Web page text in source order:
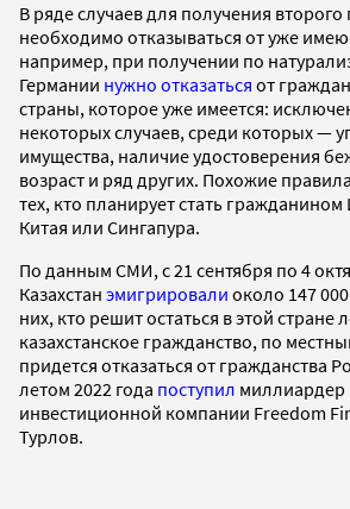
В ряде случаев для получения второго
необходимо отказываться от уже
например, при получении по
Германии нужно отказаться от
страны, которое уже имеется:
некоторых случаев, среди которых —
имущества, наличие удостоверения
возраст и ряд других. Похожие правила
тех, кто планирует стать
Китая или Сингапура.
По данным СМИ, с 21 сентября по 4
Казахстан эмигрировали около 147
них, кто решит остаться в этой стране
казахстанское гражданство, по
придется отказаться от гражданства
летом 2022 года поступил миллиардер
инвестиционной компании Freedom
Турлов.